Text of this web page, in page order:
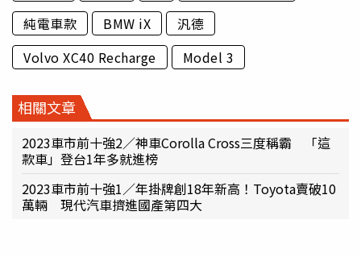
純電車款
BMW iX
汎德
Volvo XC40 Recharge
Model 3
相關文章
2023車市前十強2／神車Corolla Cross三度稱霸 「這
款車」登台1年多就進榜
2023車市前十強1／年掛牌創18年新高！Toyota賣破10
萬輛 現代汽車擠進國產第四大